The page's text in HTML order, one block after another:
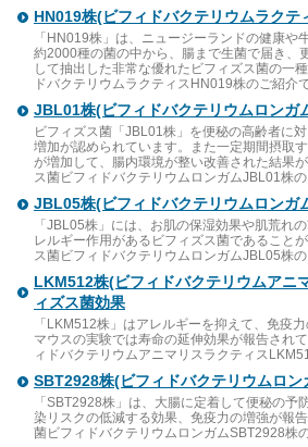
HN019株(ビフィドバクテリウムラクテ
「HN019株」は、ニュージーランドの健康や
約2000種の菌の中から、腸まで生菌で届き、
して抽出した非常な優れたビフィズス菌の一
ドバクテリウムラクティスHN019株のご紹介
JBL01株(ビフィドバクテリウムロンガ
ビフィズス菌「JBL01株」を便秘の高齢者に
増加が認められています。また一定期間摂取
が増加して、腸内環境が整い改善された結果
ス菌ビフィドバクテリウムロンガムJBL01株
JBL05株(ビフィドバクテリウムロンガ
「JBL05株」には、お肌の保湿効果や肌荒れ
レルギー作用があるビフィズス菌であること
ス菌ビフィドバクテリウムロンガムJBL05株
LKM512株(ビフィドバクテリウムアニ
ィズス菌効果
「LKM512株」はアレルギーを抑えて、免疫
マウスの実験では寿命の延伸効果が報告され
ィドバクテリウムアニマリスラクティス
SBT2928株(ビフィドバクテリウムロ
「SBT2928株」は、大腸に定着して便秘の予
染リスクの低減する効果、免疫力の増強が報
菌ビフィドバクテリウムロンガムSBT2928株